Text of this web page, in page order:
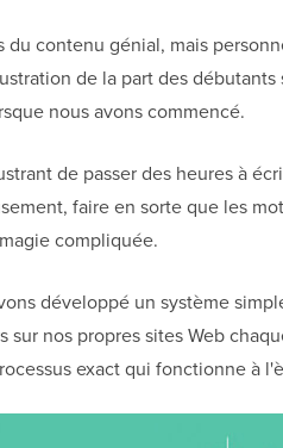
du contenu génial, mais
de la part des
nous avons commencé.
de passer des heures à
faire en sorte que les
compliquée.
développé un système
sur nos propres sites Web
exact qui fonctionne à